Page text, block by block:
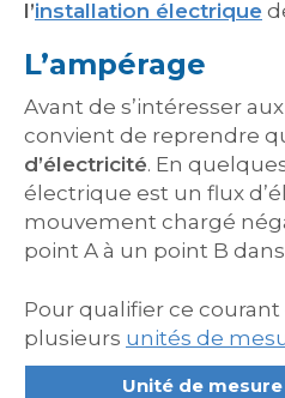
l’installation électrique
L’ampérage
Avant de s’intéresser aux
convient de reprendre
d’électricité. En
électrique est un flux
mouvement chargé
point A à un point B
Pour qualifier ce
plusieurs unités de
Unité de mesure